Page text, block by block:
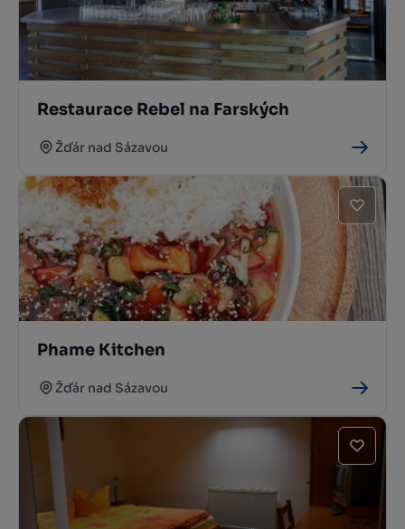
Restaurace Rebel na Farských
Žďár nad Sázavou
Phame Kitchen
Žďár nad Sázavou